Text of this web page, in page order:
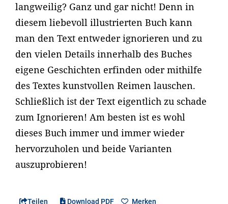
langweilig? Ganz und gar nicht! Denn in
diesem liebevoll illustrierten Buch kann
man den Text entweder ignorieren und zu
den vielen Details innerhalb des Buches
eigene Geschichten erfinden oder mithilfe
des Textes kunstvollen Reimen lauschen.
Schließlich ist der Text eigentlich zu schade
zum Ignorieren! Am besten ist es wohl
dieses Buch immer und immer wieder
hervorzuholen und beide Varianten
auszuprobieren!
Teilen Download PDF Merken